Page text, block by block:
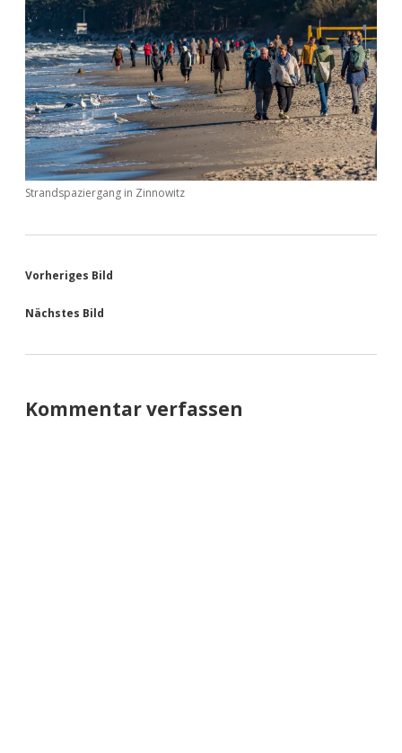
Strandspaziergang in Zinnowitz
Vorheriges Bild
Nächstes Bild
Kommentar verfassen